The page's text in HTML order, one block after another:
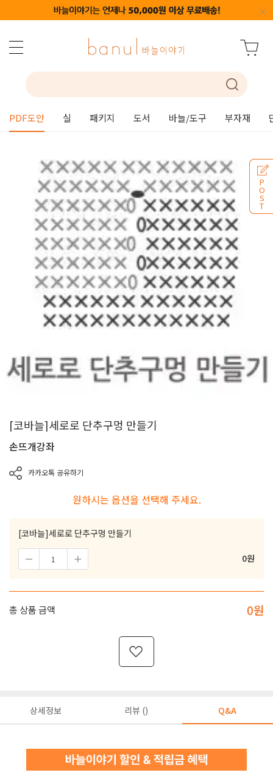
PDF도안 실 패키지 도서 바늘/도구 부자재
P
O
S
T
[코바늘]세로로 단추구멍 만들기
손뜨개강좌
카카오톡 공유하기
원하시는 옵션을 선택해 주세요.
[코바늘]세로로 단추구멍 만들기
0원
총 상품 금액 0원
상세정보 리뷰 () Q&A